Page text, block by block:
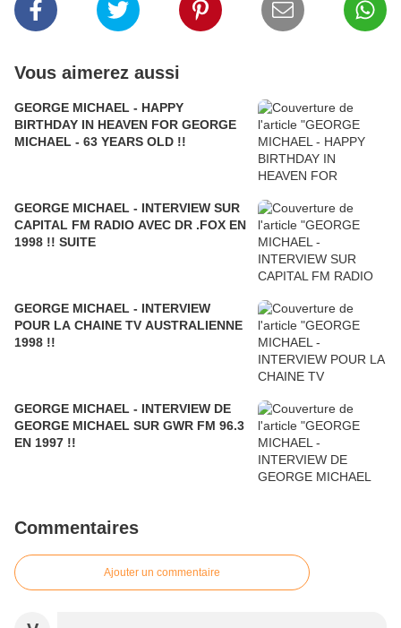
Vous aimerez aussi
GEORGE MICHAEL - HAPPY
BIRTHDAY IN HEAVEN FOR GEORGE
MICHAEL - 63 YEARS OLD !!
GEORGE MICHAEL - INTERVIEW SUR
CAPITAL FM RADIO AVEC DR .FOX EN
1998 !! SUITE
GEORGE MICHAEL - INTERVIEW
POUR LA CHAINE TV AUSTRALIENNE
1998 !!
GEORGE MICHAEL - INTERVIEW DE
GEORGE MICHAEL SUR GWR FM 96.3
EN 1997 !!
Commentaires
Ajouter un commentaire